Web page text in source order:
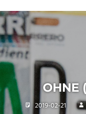
OHNE
2019-02-21